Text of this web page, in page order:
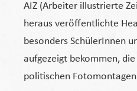
AIZ (Arbeiter illustrierte
heraus veröffentlichte
besonders SchülerInnen
aufgezeigt bekommen,
politischen